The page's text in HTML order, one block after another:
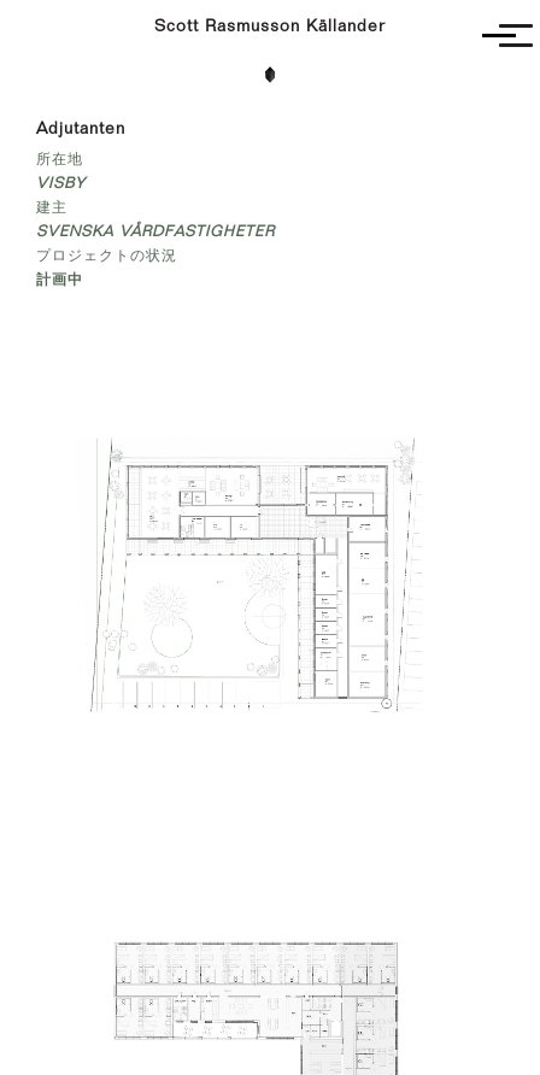
Scott Rasmusson Källander
Adjutanten
所在地
VISBY
建主
SVENSKA VÅRDFASTIGHETER
プロジェクトの状況
計画中